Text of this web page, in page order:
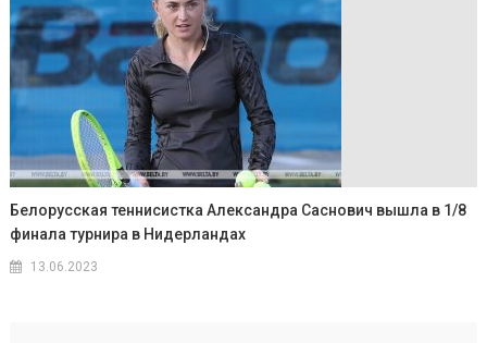
Белорусская теннисистка Александра Саснович вышла в 1/8
финала турнира в Нидерландах
13.06.2023